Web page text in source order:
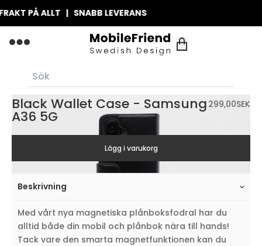
PÅ ALLT | SNABB LEVERANS
Black Wallet Case - Samsung
A36 5G
299,00SEK
Lägg i varukorg
Beskrivning
Med vårt nya magnetiska plånboksfodral har du
alltid både din mobil och plånbok nära till hands!
Tack vare den smarta magnetfunktionen kan du